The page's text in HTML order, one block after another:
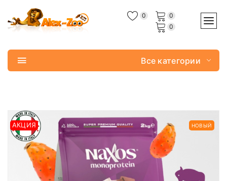
0
0
0
Все категории
АКЦИЯ НОВЫЙ